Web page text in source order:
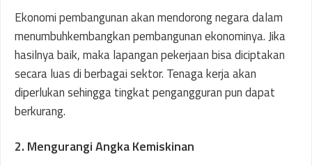
Ekonomi pembangunan akan mendorong negara dalam
menumbuhkembangkan pembangunan ekonominya. Jika
hasilnya baik, maka lapangan pekerjaan bisa diciptakan
secara luas di berbagai sektor. Tenaga kerja akan
diperlukan sehingga tingkat pengangguran pun dapat
berkurang.
2. Mengurangi Angka Kemiskinan